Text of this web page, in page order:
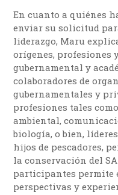
En cuanto a quiénes
enviar su solicitud
liderazgo, Maru
orígenes, profesiones
gubernamental y
colaboradores de
gubernamentales y
profesiones tales
ambiental,
biología, o bien,
hijos de pescadores,
la conservación del
participantes permite
perspectivas y